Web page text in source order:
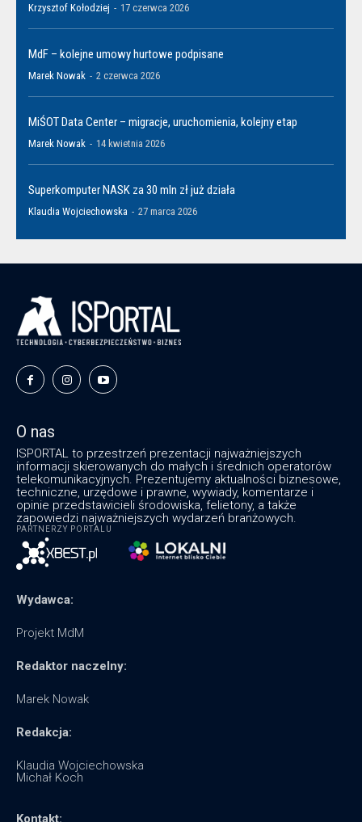
Krzysztof Kołodziej - 17 czerwca 2026
MdF – kolejne umowy hurtowe podpisane
Marek Nowak - 2 czerwca 2026
MiŚOT Data Center – migracje, uruchomienia, kolejny etap
Marek Nowak - 14 kwietnia 2026
Superkomputer NASK za 30 mln zł już działa
Klaudia Wojciechowska - 27 marca 2026
O nas
ISPORTAL to przestrzeń prezentacji najważniejszych
informacji skierowanych do małych i średnich operatorów
telekomunikacyjnych. Prezentujemy aktualności biznesowe,
techniczne, urzędowe i prawne, wywiady, komentarze i
opinie przedstawicieli środowiska, felietony, a także
zapowiedzi najważniejszych wydarzeń branżowych.
PARTNERZY PORTALU
Wydawca:
Projekt MdM
Redaktor naczelny:
Marek Nowak
Redakcja:
Klaudia Wojciechowska
Michał Koch
Kontakt: